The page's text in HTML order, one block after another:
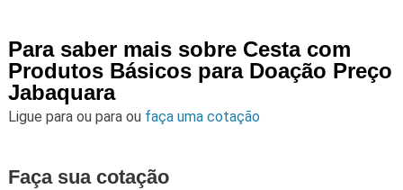
Para saber mais sobre Cesta com
Produtos Básicos para Doação Preço
Jabaquara
Ligue para ou para ou faça uma cotação
Faça sua cotação